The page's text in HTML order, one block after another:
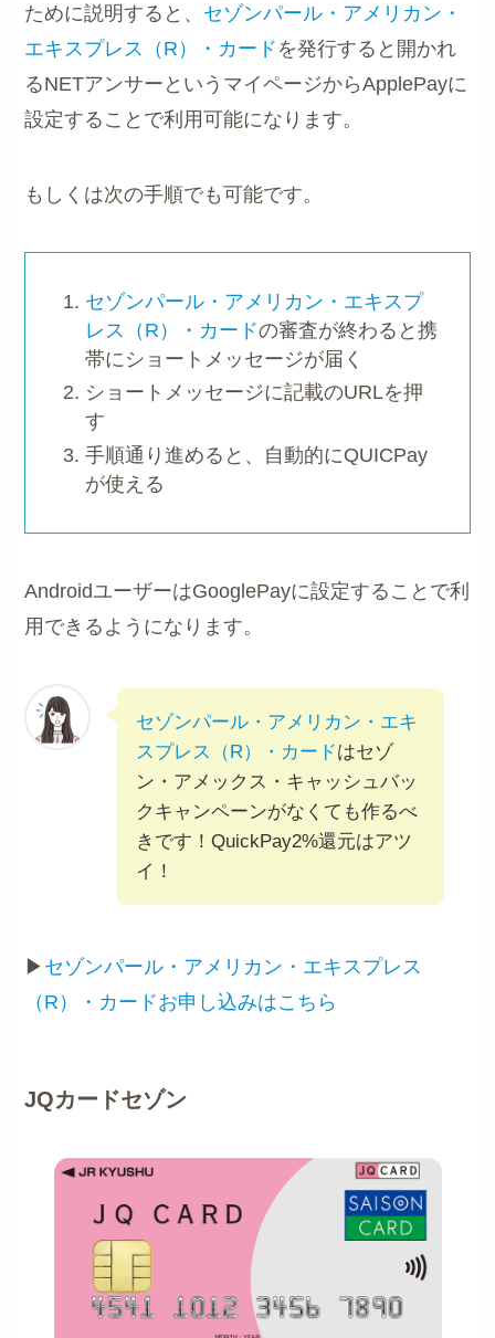
ために説明すると、 セゾンパール・アメリカン・
エキスプレス（R）・カード を発行すると開かれ
るNETアンサーというマイページからApplePayに
設定することで利用可能になります。
もしくは次の手順でも可能です。
セゾンパール・アメリカン・エキスプ
レス（R）・カードの審査が終わると携
帯にショートメッセージが届く
ショートメッセージに記載のURLを押
す
手順通り進めると、自動的にQUICPay
が使える
AndroidユーザーはGooglePayに設定することで利
用できるようになります。
セゾンパール・アメリカン・エキ
スプレス（R）・カードはセゾ
ン・アメックス・キャッシュバッ
クキャンペーンがなくても作るべ
きです！QuickPay2%還元はアツ
イ！
▶ セゾンパール・アメリカン・エキスプレス
（R）・カードお申し込みはこちら
JQカードセゾン